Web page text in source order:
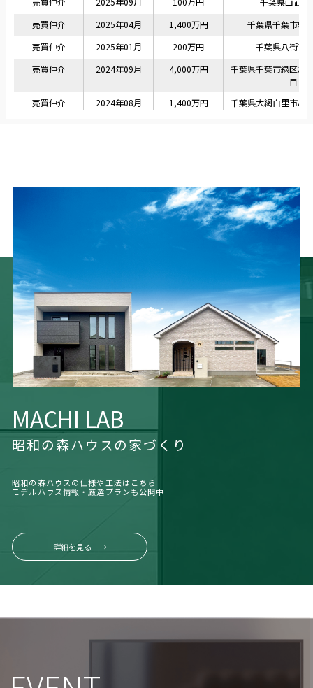
MACHI LAB
昭和の森ハウスの家づくり
昭和の森ハウスの仕様や工法はこちら
モデルハウス情報・厳選プランも公開中
詳細を見る →